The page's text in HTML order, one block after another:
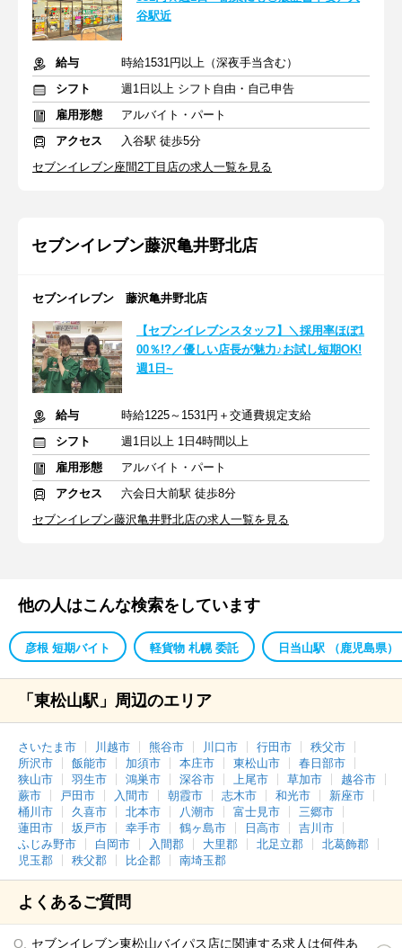
谷駅近
給与
時給1531円以上（深夜手当含む）
シフト
週1日以上 シフト自由・自己申告
雇用形態
アルバイト・パート
アクセス
入谷駅 徒歩5分
セブンイレブン座間2丁目店の求人一覧を見る
セブンイレブン藤沢亀井野北店
セブンイレブン 藤沢亀井野北店
【セブンイレブンスタッフ】＼採用率ほぼ1
00％!?／優しい店長が魅力♪お試し短期OK!
週1日~
給与
時給1225～1531円＋交通費規定支給
シフト
週1日以上 1日4時間以上
雇用形態
アルバイト・パート
アクセス
六会日大前駅 徒歩8分
セブンイレブン藤沢亀井野北店の求人一覧を見る
他の人はこんな検索をしています
彦根 短期バイト 軽貨物 札幌 委託 日当山駅 （鹿児島県
「東松山駅」周辺のエリア
さいたま市 川越市 熊谷市 川口市 行田市
秩父市
所沢市
飯能市 加須市 本庄市 東松山市
春日部市
狭山市
羽生市 鴻巣市 深谷市 上尾市 草加市
越谷市
蕨市
戸田市 入間市 朝霞市 志木市 和光市
新座市
桶川市
久喜市 北本市 八潮市 富士見市
三郷市
蓮田市
坂戸市 幸手市 鶴ヶ島市 日高市
吉川市
ふじみ野市
白岡市 入間郡 大里郡 北足立郡
北葛飾郡
児玉郡
秩父郡 比企郡 南埼玉郡
よくあるご質問
セブンイレブン東松山バイパス店に関連する求人は何件あ